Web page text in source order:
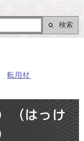
検索
転用材
（はっけ